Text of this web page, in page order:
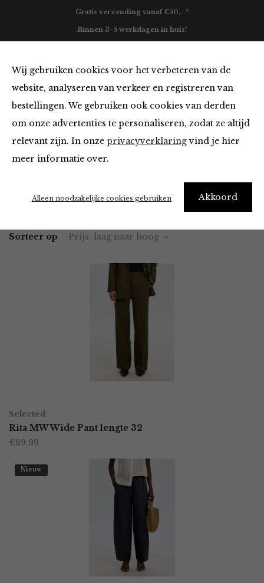
Wij gebruiken cookies voor het verbeteren van de
website, analyseren van verkeer en registreren van
bestellingen. We gebruiken ook cookies van derden
om onze advertenties te personaliseren, zodat ze altijd
relevant zijn. In onze privacyverklaringvind je hier
meer informatie over.
Akkoord
Alleen noodzakelijke cookies gebruiken
Gratis verzending vanaf €50,- *
Binnen 3-5 werkdagen in huis!
Broeken en Jumpsuits
Home Winkel Kleding Broeken en Jumpsuits
Sorteer op Prijs: laag naar hoog
product
heeft
meerdere
Selected
Rita MW Wide Pant lengte 32
€89,99
Nieuw